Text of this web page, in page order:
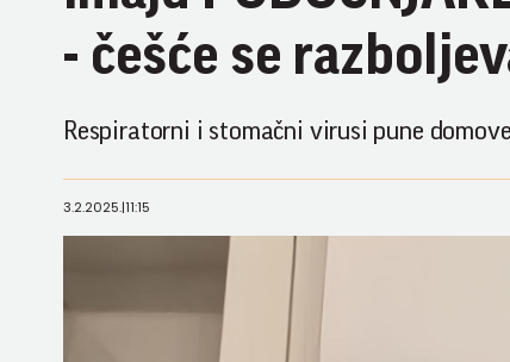
- češće se
Respiratorni i stomačni virusi pune
3.2.2025.|11:15